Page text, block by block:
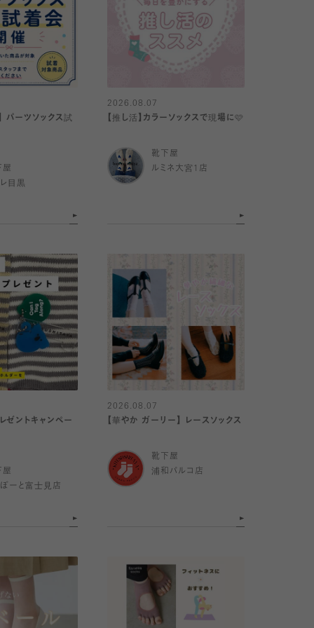
屋
目黒
2026.08.07
【推し活】カラーソックスで現場に🩷
靴下屋
ルミネ大宮1店
ゼントキャンペー
屋
ぽーと富士見店
2026.08.07
【華やか ガーリー】 レースソックス
靴下屋
浦和パルコ店